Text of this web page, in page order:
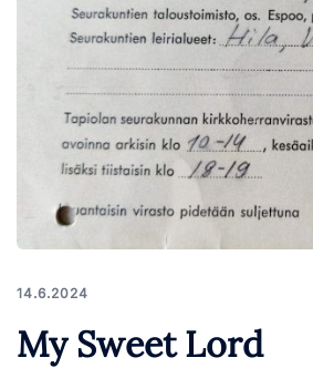
14.6.2024
My Sweet Lord